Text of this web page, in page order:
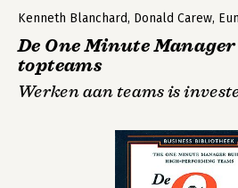
Kenneth Blanchard, Donald Carew,
De One Minute
topteams
Werken aan teams is